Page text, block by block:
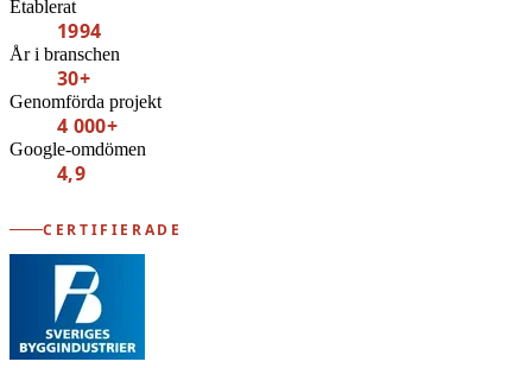
Etablerat
1994
År i branschen
30+
Genomförda projekt
4 000+
Google-omdömen
4,9
CERTIFIERADE